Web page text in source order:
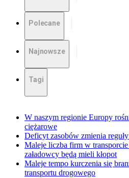
Polecane
Najnowsze
Tagi
W naszym regionie Europy
ciężarowe
Deficyt zasobów zmienia
Maleje liczba firm w
załadowcy będą mieli kłopot
Maleje tempo kurczenia się
transportu drogowego